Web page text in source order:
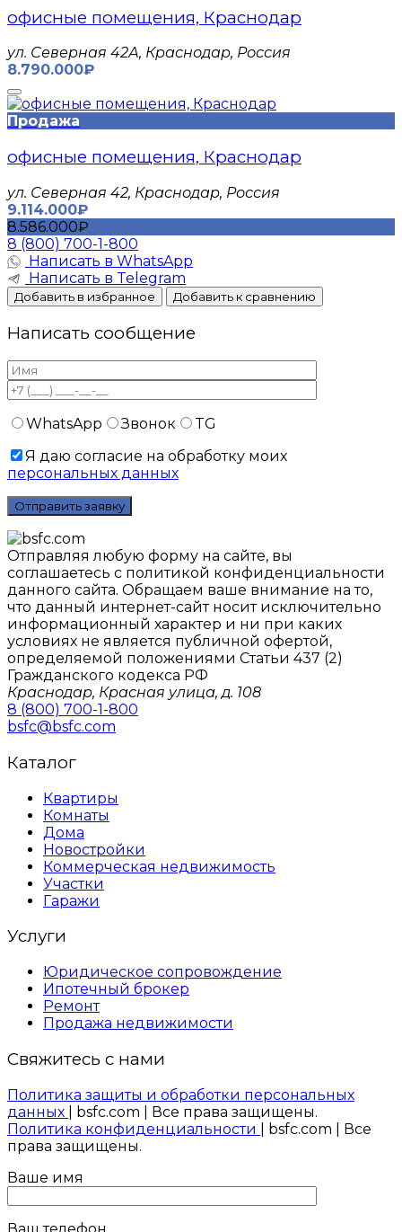
офисные помещения, Краснодар
ул. Северная 42А, Краснодар, Россия
8.790.000₽
Продажа
офисные помещения, Краснодар
ул. Северная 42, Краснодар, Россия
9.114.000₽
8.586.000₽
8 (800) 700-1-800
Написать в WhatsApp
Написать в Telegram
Добавить в избранное Добавить к сравнению
Написать сообщение
WhatsApp Звонок
TG
Я даю согласие на обработку моих
персональных данных
Отправляя любую форму на сайте, вы
соглашаетесь с политикой конфиденциальности
данного сайтa. Обращаем ваше внимание на то,
что данный интернет-сайт носит исключительно
информационный характер и ни при каких
условиях не является публичной офертой,
определяемой положениями Статьи 437 (2)
Гражданского кодекса РФ
Краснодар, Красная улица, д. 108
8 (800) 700-1-800
bsfc@bsfc.com
Каталог
Квартиры
Комнаты
Дома
Новостройки
Коммерческая недвижимость
Участки
Гаражи
Услуги
Юридическое сопровождение
Ипотечный брокер
Ремонт
Продажа недвижимости
Свяжитесь с нами
Политика защиты и обработки персональных
данных
| bsfc.com | Все права защищены.
Политика конфиденциальности
| bsfc.com | Все
права защищены.
Ваше имя
Ваш телефон